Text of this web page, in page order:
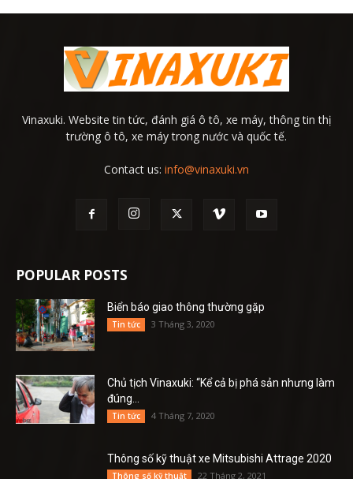
Vinaxuki. Website tin tức, đánh giá ô tô, xe máy, thông tin thị
trường ô tô, xe máy trong nước và quốc tế.
Contact us: info@vinaxuki.vn
POPULAR POSTS
Biển báo giao thông thường gặp
Tin tức 3 Tháng 3, 2020
Chủ tịch Vinaxuki: “Kể cả bị phá sản nhưng làm
đúng...
Tin tức 4 Tháng 7, 2020
Thông số kỹ thuật xe Mitsubishi Attrage 2020
Thông số kỹ thuật 22 Tháng 2, 2021